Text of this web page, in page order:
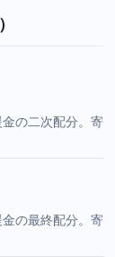
の二次配分。寄
の最終配分。寄